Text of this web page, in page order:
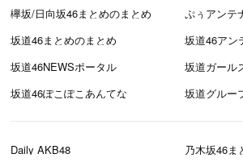
欅坂/日向坂46まとめのまとめ
ぷぅアンテ
坂道46まとめのまとめ
坂道46アン
坂道46NEWSポータル
坂道ガール
坂道46ぽこぽこあんてな
坂道グルー
Daily AKB48
乃木坂46ま